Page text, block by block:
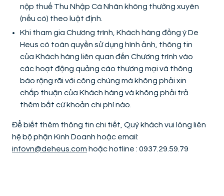
nộp thuế Thu Nhập Cá Nhân không thường xuyên
(nếu có) theo luật định.
Khi tham gia Chương trình, Khách hàng đồng ý De
Heus có toàn quyền sử dụng hình ảnh, thông tin
của Khách hàng liên quan đến Chương trình vào
các hoạt động quảng cáo thương mại và thông
báo rộng rãi với công chúng mà không phải xin
chấp thuận của Khách hàng và không phải trả
thêm bất cứ khoản chi phí nào.
Để biết thêm thông tin chi tiết, Quý khách vui lòng liên
hệ bộ phận Kinh Doanh hoặc email:
infovn@deheus.com hoặc hotline : 0937.29.59.79